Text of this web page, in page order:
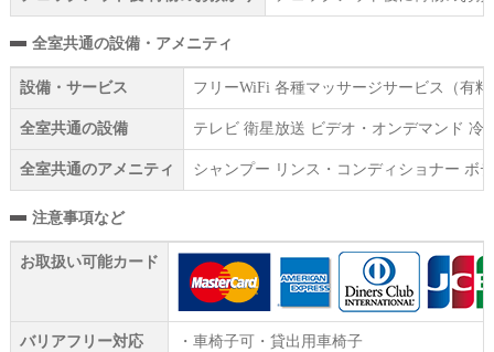
全室共通の設備・アメニティ
設備・サービス フリーWiFi 各種マッサージサービス（有
全室共通の設備 テレビ 衛星放送 ビデオ・オンデマンド
全室共通のアメニティ シャンプー リンス・コンディショナー ボ
注意事項など
お取扱い可能カード
バリアフリー対応 ・車椅子可・貸出用車椅子